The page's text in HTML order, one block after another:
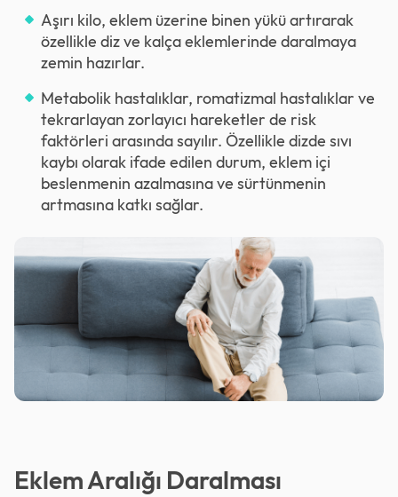
Aşırı kilo, eklem üzerine binen yükü artırarak
özellikle diz ve kalça eklemlerinde daralmaya
zemin hazırlar.
Metabolik hastalıklar, romatizmal hastalıklar ve
tekrarlayan zorlayıcı hareketler de risk
faktörleri arasında sayılır. Özellikle dizde sıvı
kaybı olarak ifade edilen durum, eklem içi
beslenmenin azalmasına ve sürtünmenin
artmasına katkı sağlar.
Eklem Aralığı Daralması